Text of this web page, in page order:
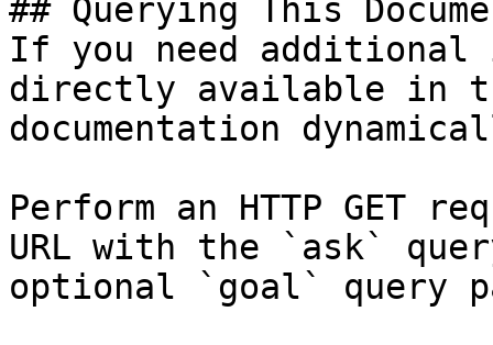
## Querying This
If you need
directly available in
documentation
Perform an HTTP GET
URL with the `ask`
optional `goal` query